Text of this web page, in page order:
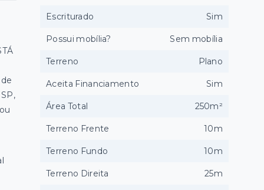
Escriturado Sim
Possui mobília? Sem mobília
Terreno Plano
Aceita Financiamento Sim
Área Total 250m²
Terreno Frente 10m
Terreno Fundo 10m
Terreno Direita 25m